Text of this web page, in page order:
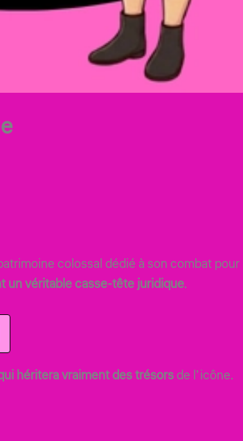
colossal dédié à son combat pour
un véritable casse-tête juridique.
héritera vraiment des trésorsde l’icône.